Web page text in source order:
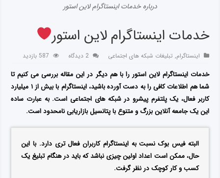
درباره خدمات اینستاگرام لاین استور
خدمات اینستاگرام لاین استور
اینستاگرام, تبلیغات شبکه های اجتماعی 2 دیدگاه 587 بازدید
خدمات اینستاگرام لاین استور را با هم دیگر در این مقاله بررسی می کنیم تا
شما هم اطلاعات کافی را به دست آورده باشید، اینستاگرام با بیش از ۱ میلیارد
کاربر فعال، یک پلتفرم پیشرو در شبکه های اجتماعی است. به عبارت ساده
این یک جامعه آنلاین بزرگ و متنوع با پتانسیل بازاریابی نامحدود است.
البته فیس بوک نسبت به اینستاگرام کاربران فعال تری دارد. با این
حال، ممکن است اعداد اولین چیزی نباشد که باید در هنگام تبلیغ یک
کسب و کار کوچک در نظر گرفت.